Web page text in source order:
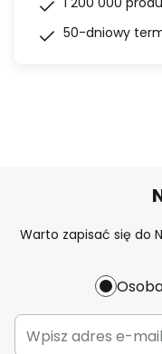
50-dniowy
Warto zapisać się do